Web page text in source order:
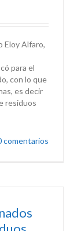
Eloy Alfaro,
para el
con lo que
es decir
residuos
comentarios